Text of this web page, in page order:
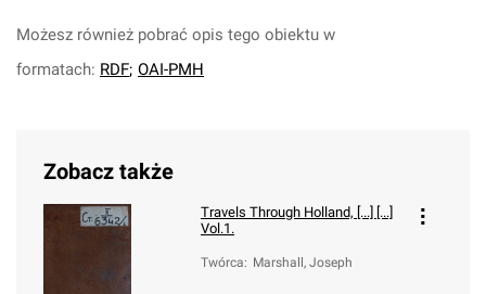
Możesz również pobrać opis tego obiektu w
formatach: RDF; OAI-PMH
Zobacz także
Travels Through Holland, [...] [...]
Vol.1.
Twórca: Marshall, Joseph